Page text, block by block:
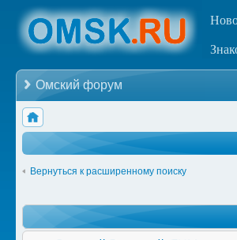
Омский форум
Вернуться к расширенному поиску